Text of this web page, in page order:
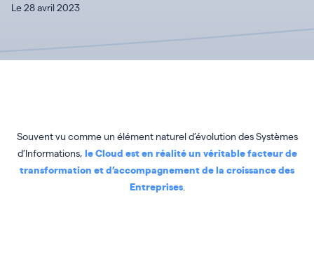
Le 28 avril 2023
Souvent vu comme un élément naturel d’évolution des Systèmes
d’Informations, le Cloud est en réalité un véritable facteur de
transformation et d’accompagnement de la croissance des
Entreprises.